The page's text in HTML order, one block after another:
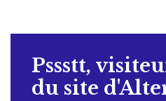
Pssstt,
du site